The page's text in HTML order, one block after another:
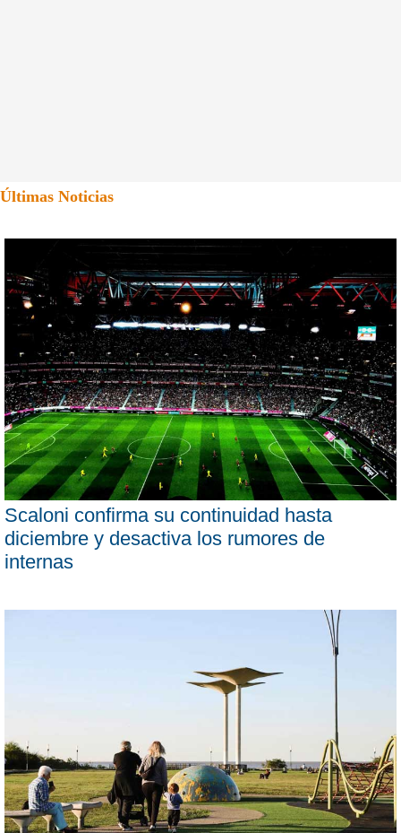
Últimas Noticias
Scaloni confirma su continuidad hasta
diciembre y desactiva los rumores de
internas